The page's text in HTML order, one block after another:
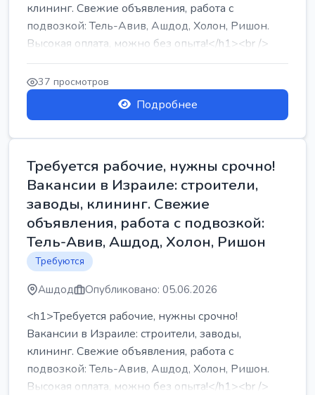
клининг. Свежие объявления, работа с
подвозкой: Тель-Авив, Ашдод, Холон, Ришон.
Высокая оплата, можно без опыта!</h1><br />
...
37 просмотров
Подробнее
Требуется рабочие, нужны срочно!
Вакансии в Израиле: строители,
заводы, клининг. Свежие
объявления, работа с подвозкой:
Тель-Авив, Ашдод, Холон, Ришон
Требуются
Ашдод Опубликовано: 05.06.2026
<h1>Требуется рабочие, нужны срочно!
Вакансии в Израиле: строители, заводы,
клининг. Свежие объявления, работа с
подвозкой: Тель-Авив, Ашдод, Холон, Ришон.
Высокая оплата, можно без опыта!</h1><br />